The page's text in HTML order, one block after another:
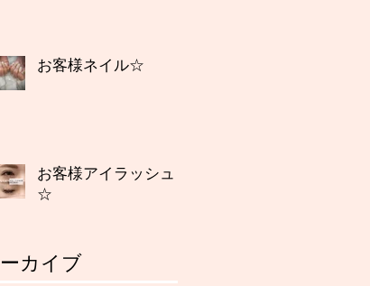
お客様ネイル☆
お客様アイラッシュ
☆
カイブ